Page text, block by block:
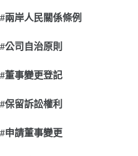
#兩岸人民關係條例
#公司自治原則
#董事變更登記
#保留訴訟權利
#申請董事變更